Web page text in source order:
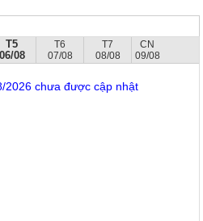
T5
06/08
T6
07/08
T7
08/08
CN
09/08
2026 chưa được cập nhật